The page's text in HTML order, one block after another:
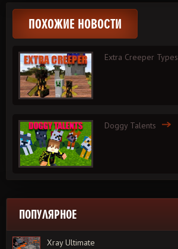
ПОХОЖИЕ НОВОСТИ
Extra Creeper Types
Doggy Talents
ПОПУЛЯРНОЕ
Xray Ultimate